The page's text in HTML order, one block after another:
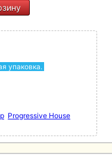
упаковка.
Progressive House